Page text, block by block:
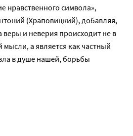
нравственного символа»,
(Храповицкий), добавляя,
веры и неверия происходит не в
а является как частный
в душе нашей, борьбы